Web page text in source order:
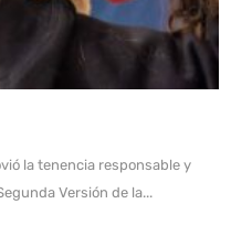
la tenencia responsable y
Versión de la...